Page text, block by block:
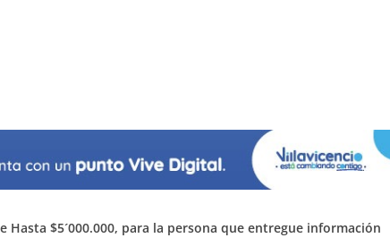
Hasta $5´000.000, para la persona que entregue información